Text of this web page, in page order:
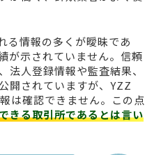
る情報の多くが曖昧であ
が示されていません。信頼
法人登録情報や監査結果、
開されていますが、YZZ
は確認できません。この点
きる取引所であるとは言い